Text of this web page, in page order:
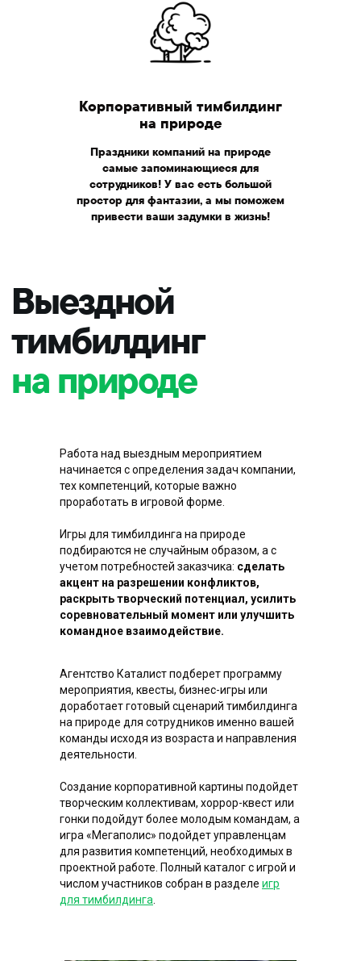
Корпоративный тимбилдинг
на природе
Праздники компаний на природе
самые запоминающиеся для
сотрудников! У вас есть большой
простор для фантазии, а мы поможем
привести ваши задумки в жизнь!
Работа над выездным мероприятием
начинается с определения задач компании,
тех компетенций, которые важно
проработать в игровой форме.
Игры для тимбилдинга на природе
подбираются не случайным образом, а с
учетом потребностей заказчика: сделать
акцент на разрешении конфликтов,
раскрыть творческий потенциал, усилить
соревновательный момент или улучшить
командное взаимодействие.
Агентство Каталист подберет программу
мероприятия, квесты, бизнес-игры или
доработает готовый сценарий тимбилдинга
на природе для сотрудников именно вашей
команды исходя из возраста и направления
деятельности.
Создание корпоративной картины подойдет
творческим коллективам, хоррор-квест или
гонки подойдут более молодым командам, а
игра «Мегаполис» подойдет управленцам
для развития компетенций, необходимых в
проектной работе. Полный каталог с игрой и
числом участников собран в разделе игр
для тимбилдинга
Как организовать
тимбилдинг за
городом?
Полезныеподарки